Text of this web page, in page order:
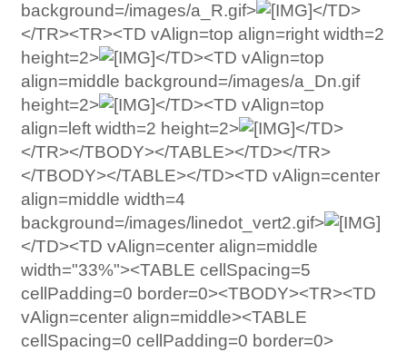
background=/images/a_R.gif>
</TD>
</TR><TR><TD vAlign=top align=right width=2
height=2>
</TD><TD vAlign=top
align=middle background=/images/a_Dn.gif
height=2>
</TD><TD vAlign=top
align=left width=2 height=2>
</TD>
</TR></TBODY></TABLE></TD></TR>
</TBODY></TABLE></TD><TD vAlign=center
align=middle width=4
background=/images/linedot_vert2.gif>
</TD><TD vAlign=center align=middle
width="33%"><TABLE cellSpacing=5
cellPadding=0 border=0><TBODY><TR><TD
vAlign=center align=middle><TABLE
cellSpacing=0 cellPadding=0 border=0>